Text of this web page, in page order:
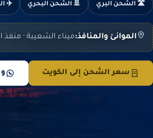
🛣️ الشحن البري 🚢 الشحن البحري ✈️
الموانئ والمنافذ:ميناء الشعيبة · منفذ
سعر الشحن إلى الكويت